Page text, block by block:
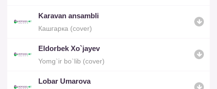
Karavan ansambli
Кашгарка (cover)
Eldorbek Xo`jayev
Yomg`ir bo`lib (cover)
Lobar Umarova